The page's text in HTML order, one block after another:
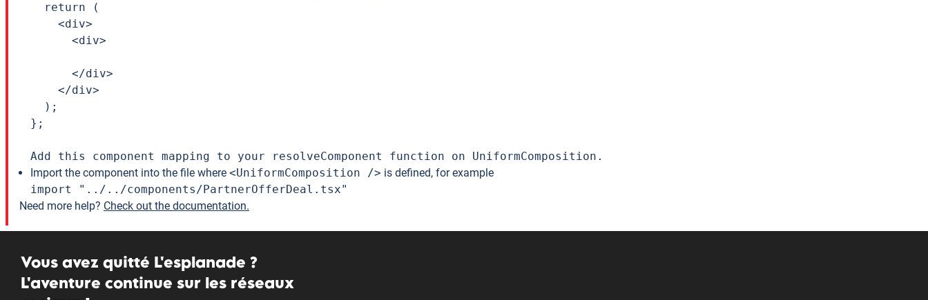
  return (
    <div>
      <div>
      </div>
    </div>
  );
};
Add this component mapping to your resolveComponent function on UniformComposition.
Import the component into the file where <UniformComposition /> is defined, for example
import "../../components/PartnerOfferDeal.tsx"
Need more help? Check out the documentation.
Vous avez quitté L'esplanade ?
L'aventure continue sur les réseaux